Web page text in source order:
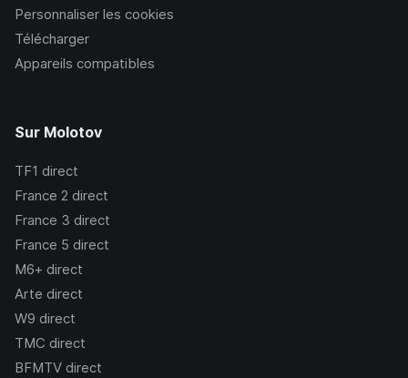
Personnaliser les cookies
Télécharger
Appareils compatibles
Sur Molotov
TF1 direct
France 2 direct
France 3 direct
France 5 direct
M6+ direct
Arte direct
W9 direct
TMC direct
BFMTV direct